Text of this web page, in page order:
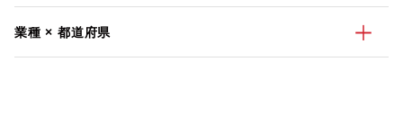
業種 × 都道府県